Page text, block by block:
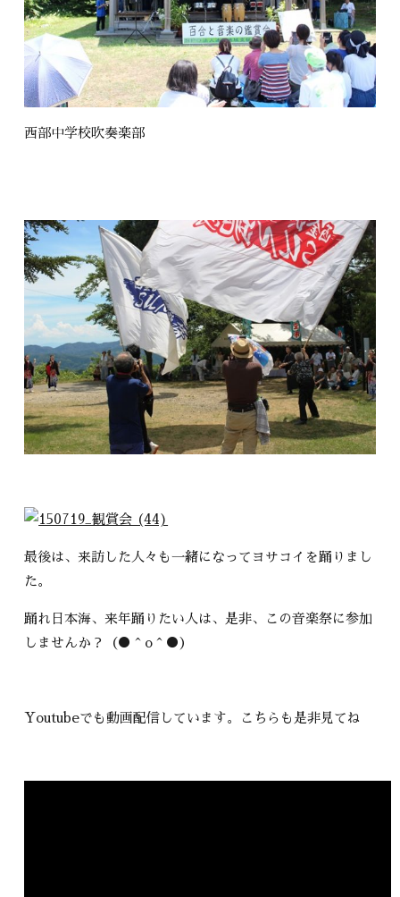
西部中学校吹奏楽部
最後は、来訪した人々も一緒になってヨサコイを踊りまし
た。
踊れ日本海、来年踊りたい人は、是非、この音楽祭に参加
しませんか？（●＾o＾●）
Youtubeでも動画配信しています。こちらも是非見てね